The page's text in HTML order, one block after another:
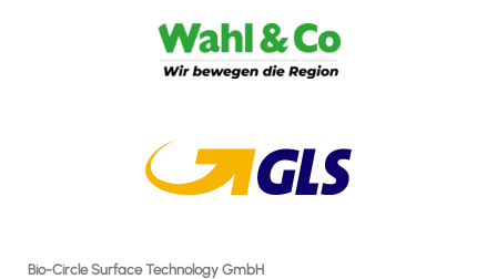
Bio-Circle Surface Technology GmbH